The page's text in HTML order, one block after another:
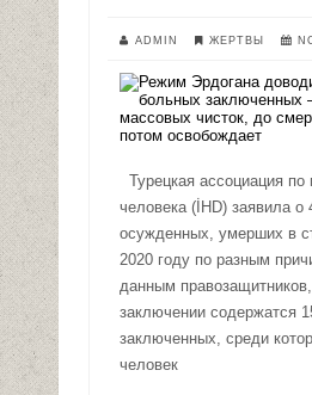
ADMIN ЖЕРТВЫ
Турецкая ассоциация по
человека (İHD) заявила о
осужденных, умерших в
2020 году по разным
данным
заключении содержатся
заключенных, среди
человек